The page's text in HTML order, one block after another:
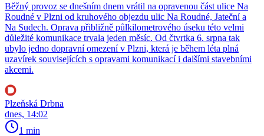
Běžný provoz se dnešním dnem vrátil na opravenou část ulice Na
Roudné v Plzni od kruhového objezdu ulic Na Roudné, Jateční a
Na Sudech. Oprava přibližně půlkilometrového úseku této velmi
důležité komunikace trvala jeden měsíc. Od čtvrtka 6. srpna tak
ubylo jedno dopravní omezení v Plzni, která je během léta plná
uzavírek souvisejících s opravami komunikací i dalšími stavebními
akcemi.
Plzeňská Drbna
dnes, 14:02
1 min